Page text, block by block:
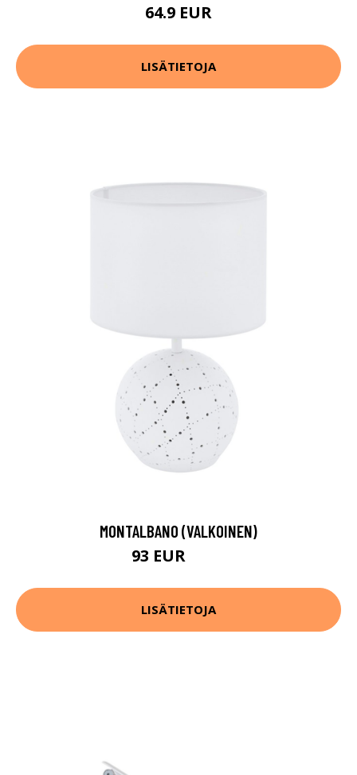
64.9 EUR
LISÄTIETOJA
MONTALBANO (VALKOINEN)
93 EUR
LISÄTIETOJA